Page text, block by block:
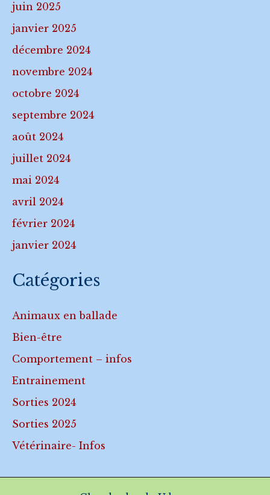
juin 2025
janvier 2025
décembre 2024
novembre 2024
octobre 2024
septembre 2024
août 2024
juillet 2024
mai 2024
avril 2024
février 2024
janvier 2024
Catégories
Animaux en ballade
Bien-être
Comportement – infos
Entrainement
Sorties 2024
Sorties 2025
Vétérinaire- Infos